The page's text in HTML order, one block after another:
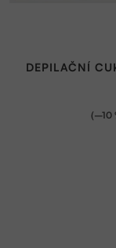
DEPILAČNÍ
(–10